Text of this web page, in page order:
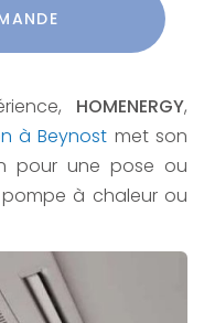
HOMENERGY,
à Beynost met son
pour une pose ou
à chaleur ou